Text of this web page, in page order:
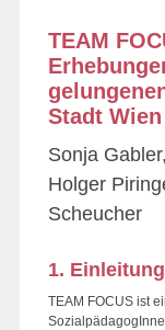
TEAM
Stadt Wien
Sonja
Holger
Scheucher
1. Einleitung
TEAM FOCUS ist